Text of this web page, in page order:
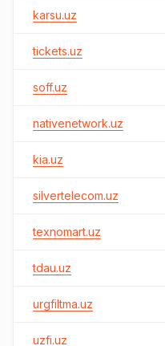
karsu.uz
tickets.uz
soff.uz
nativenetwork.uz
kia.uz
silvertelecom.uz
texnomart.uz
tdau.uz
urgfiltma.uz
uzfi.uz